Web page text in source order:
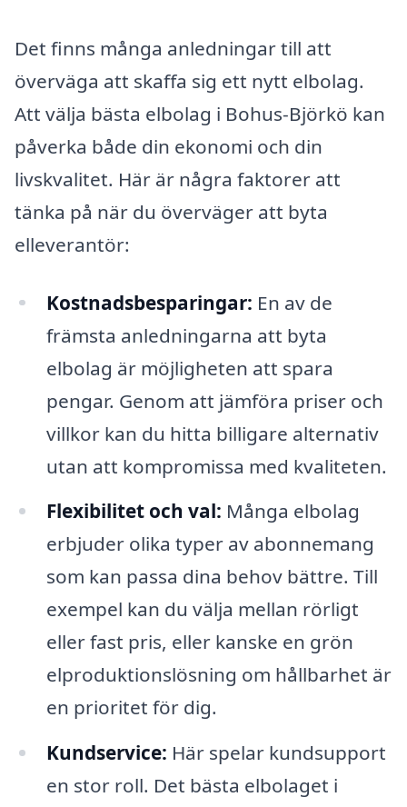
Det finns många anledningar till att
överväga att skaffa sig ett nytt elbolag.
Att välja bästa elbolag i Bohus-Björkö kan
påverka både din ekonomi och din
livskvalitet. Här är några faktorer att
tänka på när du överväger att byta
elleverantör:
Kostnadsbesparingar: En av de
främsta anledningarna att byta
elbolag är möjligheten att spara
pengar. Genom att jämföra priser och
villkor kan du hitta billigare alternativ
utan att kompromissa med kvaliteten.
Flexibilitet och val: Många elbolag
erbjuder olika typer av abonnemang
som kan passa dina behov bättre. Till
exempel kan du välja mellan rörligt
eller fast pris, eller kanske en grön
elproduktionslösning om hållbarhet är
en prioritet för dig.
Kundservice: Här spelar kundsupport
en stor roll. Det bästa elbolaget i